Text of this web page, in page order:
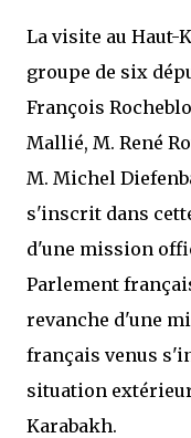
La visite au Haut-
groupe de six
François
Mallié, M. René
M. Michel
s'inscrit dans
d'une mission
Parlement
revanche d'une
français venus
situation
Karabakh.